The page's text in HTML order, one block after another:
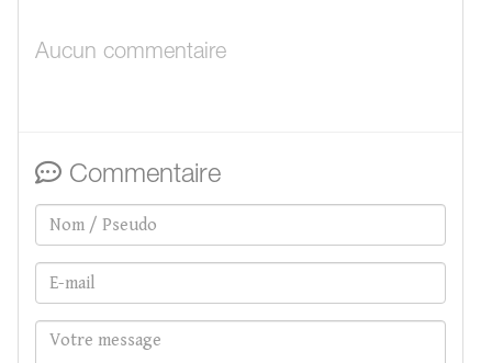
Aucun commentaire
Commentaire